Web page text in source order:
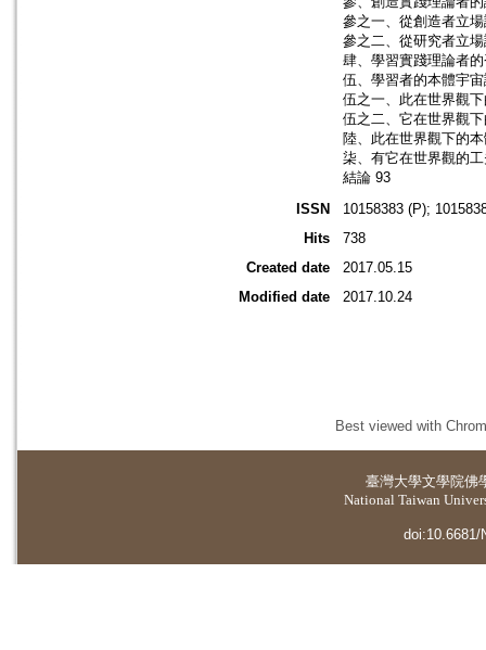
參之一、從創造者立
參之二、從研究者立
肆、學習實踐理論者
伍、學習者的本體宇
伍之一、此在世界觀
伍之二、它在世界觀
陸、此在世界觀下的
柒、有它在世界觀的
結論 93
ISSN
10158383 (P);
Hits
738
Created date
2017.05.15
Modified date
2017.10.24
Best viewed with
臺灣大學文學院佛
National Taiwan
doi:10.6681/